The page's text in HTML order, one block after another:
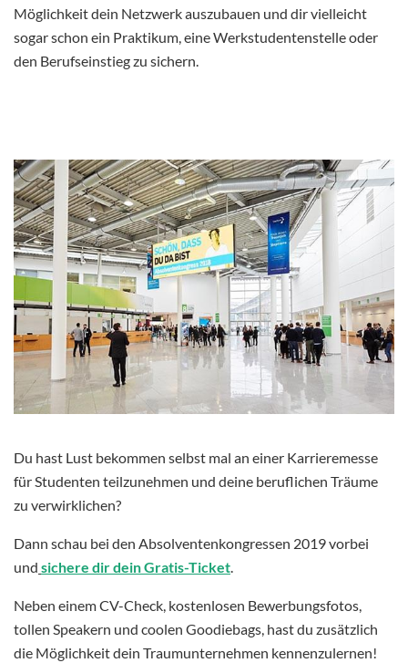
Möglichkeit dein Netzwerk auszubauen und dir vielleicht
sogar schon ein Praktikum, eine Werkstudentenstelle oder
den Berufseinstieg zu sichern.
Du hast Lust bekommen selbst mal an einer Karrieremesse
für Studenten teilzunehmen und deine beruflichen Träume
zu verwirklichen?
Dann schau bei den Absolventenkongressen 2019 vorbei
und sichere dir dein Gratis-Ticket.
Neben einem CV-Check, kostenlosen Bewerbungsfotos,
tollen Speakern und coolen Goodiebags, hast du zusätzlich
die Möglichkeit dein Traumunternehmen kennenzulernen!